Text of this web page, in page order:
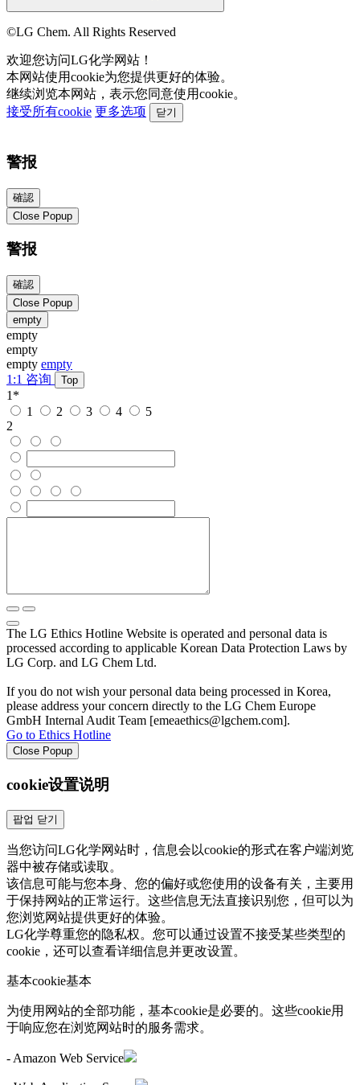
©LG Chem. All Rights Reserved
欢迎您访问LG化学网站！
本网站使用cookie为您提供更好的体验。
继续浏览本网站，表示您同意使用cookie。
接受所有cookie 更多选项 닫기
警报
確認
Close Popup
警报
確認
Close Popup
empty
empty
empty
empty empty
1:1 咨询
Top
1 *
1
2 3 4
5
2
The LG Ethics Hotline Website is operated and personal data is
processed according to applicable Korean Data Protection Laws by
LG Corp. and LG Chem Ltd.
If you do not wish your personal data being processed in Korea,
please address your concern directly to the LG Chem Europe
GmbH Internal Audit Team [emeaethics@lgchem.com].
Go to Ethics Hotline
Close Popup
cookie设置说明
팝업 닫기
当您访问LG化学网站时，信息会以cookie的形式在客户端浏览
器中被存储或读取。
该信息可能与您本身、您的偏好或您使用的设备有关，主要用
于保持网站的正常运行。这些信息无法直接识别您，但可以为
您浏览网站提供更好的体验。
LG化学尊重您的隐私权。您可以通过设置不接受某些类型的
cookie，还可以查看详细信息并更改设置。
基本cookie基本
为使用网站的全部功能，基本cookie是必要的。这些cookie用
于响应您在浏览网站时的服务需求。
- Amazon Web Service